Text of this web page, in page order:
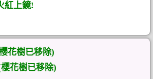
紅上鏡!
花樹已移除)
花樹已移除)